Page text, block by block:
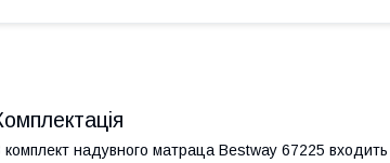
комплект надувного матраца Bestway 67225 входить